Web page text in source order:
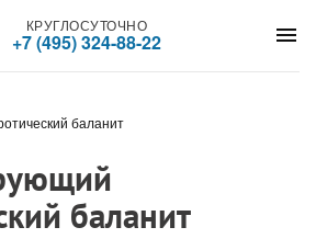
menu
КРУГЛОСУТОЧНО
+7 (495) 324-88-22
баланит
баланит